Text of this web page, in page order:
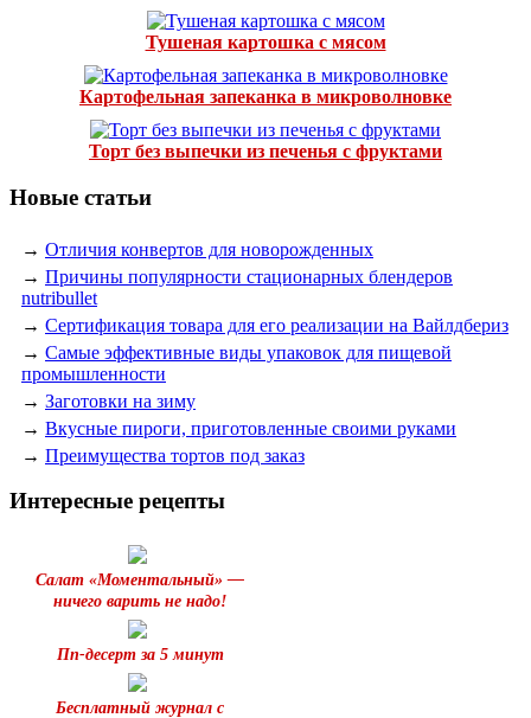
Тушеная картошка с мясом
Картофельная запеканка в микроволновке
Торт без выпечки из печенья с фруктами
Новые статьи
→ Отличия конвертов для новорожденных
→ Причины популярности стационарных блендеров
nutribullet
→ Сертификация товара для его реализации на Вайлдбериз
→ Самые эффективные виды упаковок для пищевой
промышленности
→ Заготовки на зиму
→ Вкусные пироги, приготовленные своими руками
→ Преимущества тортов под заказ
Интересные рецепты
Салат «Моментальный» —
ничего варить не надо!
Пп-десерт за 5 минут
Бесплатный журнал с